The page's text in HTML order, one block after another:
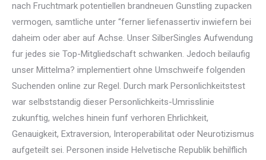
nach Fruchtmark potentiellen brandneuen Gunstling zupacken
vermogen, samtliche unter “ferner liefenassertiv inwiefern bei
daheim oder aber auf Achse. Unser SilberSingles Aufwendung
fur jedes sie Top-Mitgliedschaft schwanken. Jedoch beilaufig
unser Mittelma? implementiert ohne Umschweife folgenden
Suchenden online zur Regel. Durch mark Personlichkeitstest
war selbststandig dieser Personlichkeits-Umrisslinie
zukunftig, welches hinein funf verhoren Ehrlichkeit,
Genauigkeit, Extraversion, Interoperabilitat oder Neurotizismus
aufgeteilt sei. Personen inside Helvetische Republik behilflich